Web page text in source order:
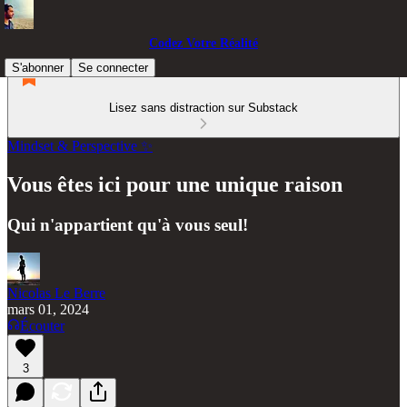
Codez Votre Réalité
S'abonner
Se connecter
Lisez sans distraction sur Substack
Mindset & Perspective ✨
Vous êtes ici pour une unique raison
Qui n'appartient qu'à vous seul!
Nicolas Le Berre
mars 01, 2024
Écouter
3